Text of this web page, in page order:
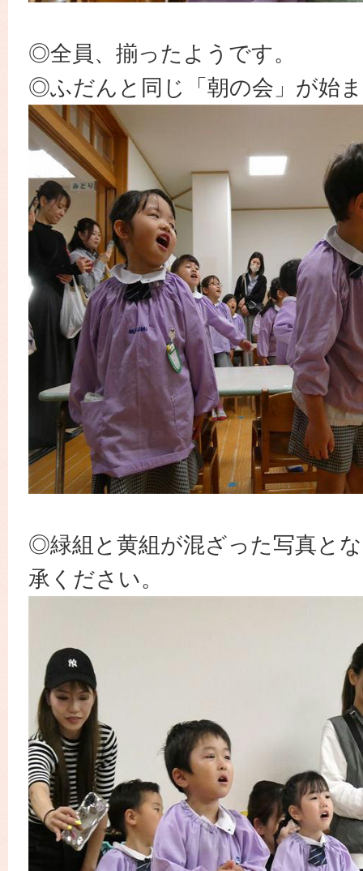
◎全員、揃ったようです。
◎ふだんと同じ「朝の会」が始
◎緑組と黄組が混ざった写真と
承ください。